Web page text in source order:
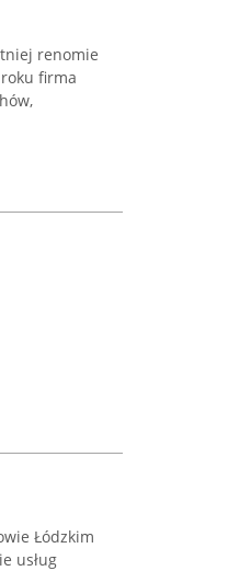
renomie
firma
Łódzkim
usług